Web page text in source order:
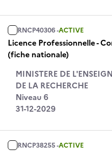
RNCP40306 -ACTIVE
Licence Professionnelle -
(fiche nationale)
MINISTERE DE
DE LA RECHERCHE
Niveau 6
31-12-2029
RNCP38255 -ACTIVE